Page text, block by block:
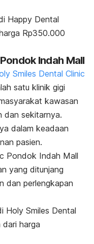
Happy Dental
Rp350.000
Indah Mall
Smiles Dental Clinic
satu klinik gigi
kawasan
dan sekitarnya.
dalam keadaan
pasien.
Pondok Indah Mall
yang ditunjang
dan perlengkapan
Holy Smiles Dental
harga